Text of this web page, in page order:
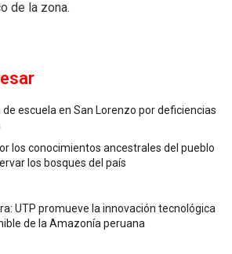
de la zona.
escuela en San Lorenzo por deficiencias
los conocimientos ancestrales del pueblo
los bosques del país
UTP promueve la innovación tecnológica
de la Amazonía peruana